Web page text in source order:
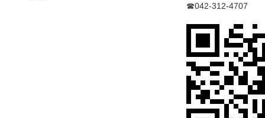
☎042-312-4707